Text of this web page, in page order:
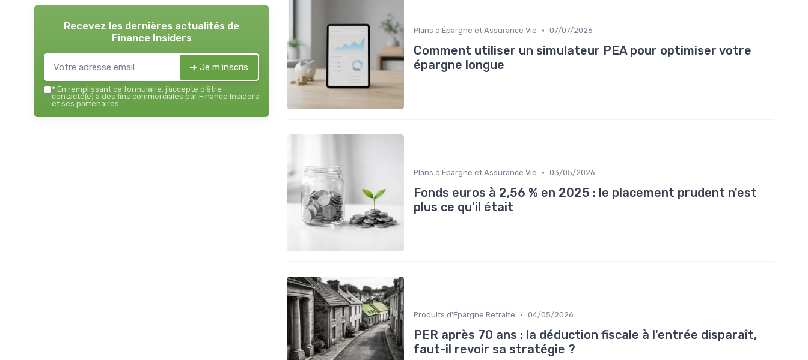
Recevez les dernières actualités de
Finance Insiders
➔ Je m'inscris
* En remplissant ce formulaire, j’accepte d’être
contacté(e) à des fins commerciales par Finance Insiders
et ses partenaires.
Plans d'Épargne et Assurance Vie • 07/07/2026
Comment utiliser un simulateur PEA pour optimiser votre
épargne longue
Plans d'Épargne et Assurance Vie • 03/05/2026
Fonds euros à 2,56 % en 2025 : le placement prudent n'est
plus ce qu'il était
Produits d'Épargne Retraite • 04/05/2026
PER après 70 ans : la déduction fiscale à l'entrée disparaît,
faut-il revoir sa stratégie ?